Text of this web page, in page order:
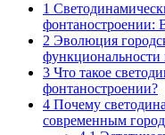
1
фонтаностроении:
2 Эволюция
функциональности
3 Что такое
фонтаностроении?
4 Почему
современным